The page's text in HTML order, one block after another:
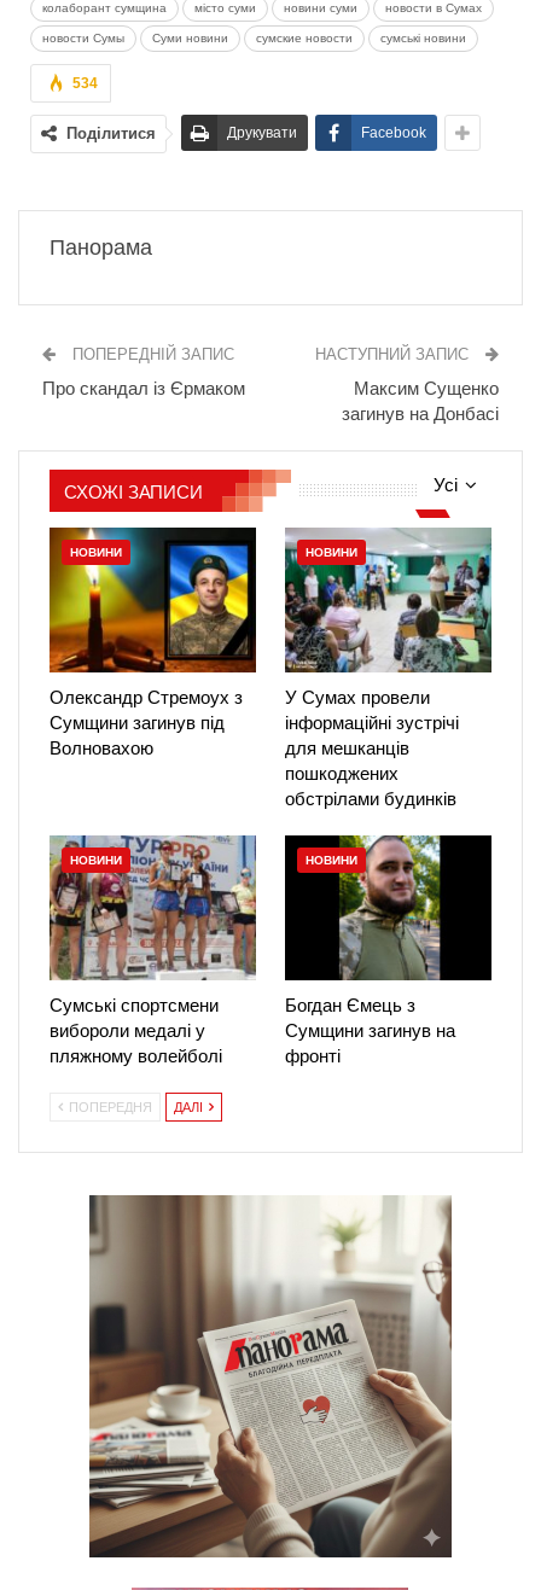
колаборант сумщина місто суми новини суми новости в Сумах
новости Сумы Суми новини сумские новости сумські новини
534
Поділитися Друкувати Facebook
Панорама
ПОПЕРЕДНІЙ ЗАПИС
Про скандал із Єрмаком
НАСТУПНИЙ ЗАПИС
Максим Сущенко
загинув на Донбасі
Усі
СХОЖІ ЗАПИСИ
НОВИНИ
Олександр Стремоух з
Сумщини загинув під
Волновахою
НОВИНИ
У Сумах провели
інформаційні зустрічі
для мешканців
пошкоджених
обстрілами будинків
НОВИНИ
Сумські спортсмени
вибороли медалі у
пляжному волейболі
НОВИНИ
Богдан Ємець з
Сумщини загинув на
фронті
ПОПЕРЕДНЯ ДАЛІ